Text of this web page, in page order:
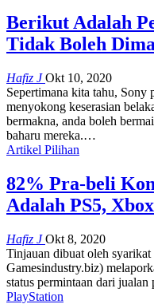
Berikut Adalah
Tidak Boleh
Hafiz JOkt 10, 2020
Sepertimana kita tahu, Sony
menyokong keserasian
bermakna, anda boleh
baharu mereka.…
Artikel Pilihan
82% Pra-beli
Adalah PS5,
Hafiz JOkt 8, 2020
Tinjauan dibuat oleh
Gamesindustry.biz)
status permintaan dari
PlayStation